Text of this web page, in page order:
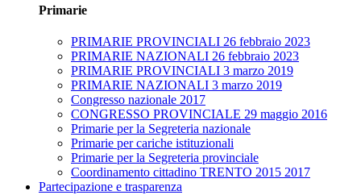
Primarie
PRIMARIE PROVINCIALI 26 febbraio 2023
PRIMARIE NAZIONALI 26 febbraio 2023
PRIMARIE PROVINCIALI 3 marzo 2019
PRIMARIE NAZIONALI 3 marzo 2019
Congresso nazionale 2017
CONGRESSO PROVINCIALE 29 maggio 2016
Primarie per la Segreteria nazionale
Primarie per cariche istituzionali
Primarie per la Segreteria provinciale
Coordinamento cittadino TRENTO 2015 2017
Partecipazione e trasparenza